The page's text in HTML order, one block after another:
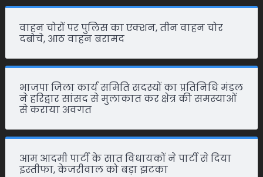
वाहन चोरों पर पुलिस का एक्शन, तीन वाहन चोर
दबोचे, आठ वाहन बरामद
भाजपा जिला कार्य समिति सदस्यों का प्रतिनिधि मंडल
ने हरिद्वार सांसद से मुलाकात कर क्षेत्र की समस्याओं
से कराया अवगत
आम आदमी पार्टी के सात विधायकों ने पार्टी से दिया
इस्तीफा, केजरीवाल को बड़ा झटका